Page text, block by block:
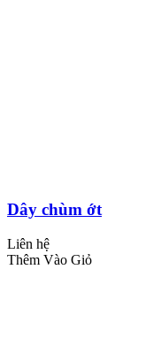
Dây chùm ớt
Liên hệ
Thêm Vào Giỏ